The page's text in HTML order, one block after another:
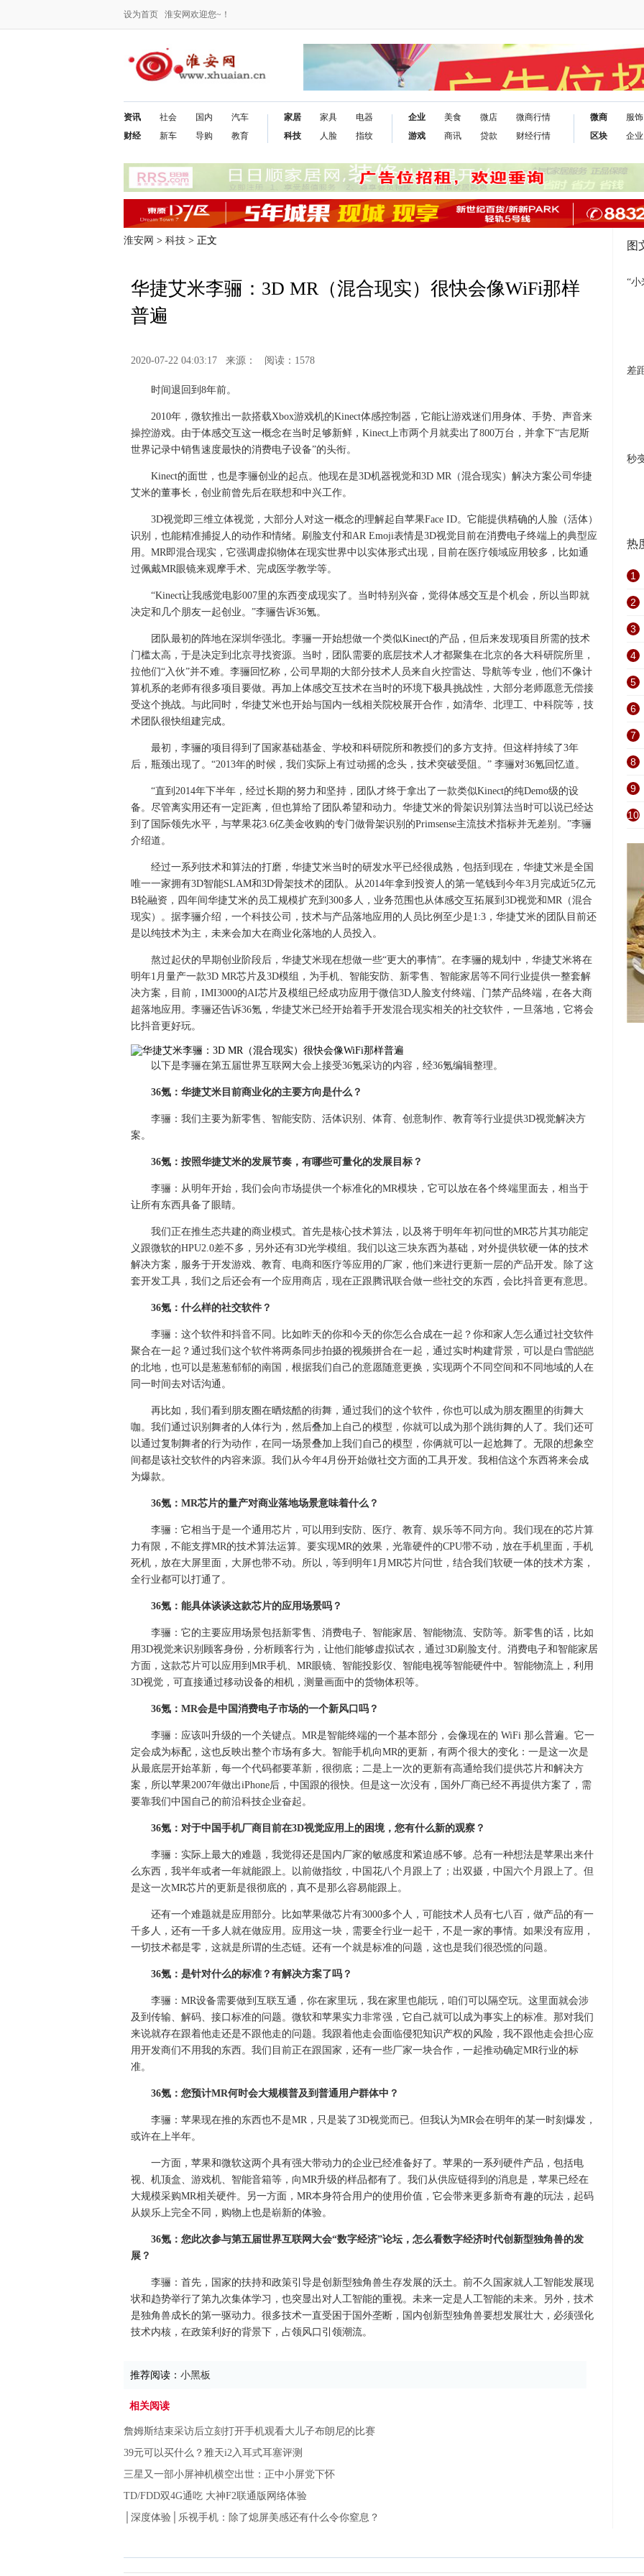
设为首页 淮安网欢迎您~！
资讯
财经
社会
新车
国内
导购
汽车
教育
家居
科技
家具
人脸
电器
指纹
企业
游戏
美食
商讯
微店
贷款
微商行情
财经行情
微商
区块
服饰
企业
淮安网 > 科技 > 正文
华捷艾米李骊：3D MR（混合现实）很快会像WiFi那样
普遍
2020-07-22 04:03:17 来源： 阅读：1578
时间退回到8年前。
2010年，微软推出一款搭载Xbox游戏机的Kinect体感控制器，它能让游戏迷们用身体、手势、声音来
操控游戏。由于体感交互这一概念在当时足够新鲜，Kinect上市两个月就卖出了800万台，并拿下“吉尼斯
世界记录中销售速度最快的消费电子设备”的头衔。
Kinect的面世，也是李骊创业的起点。他现在是3D机器视觉和3D MR（混合现实）解决方案公司华捷
艾米的董事长，创业前曾先后在联想和中兴工作。
3D视觉即三维立体视觉，大部分人对这一概念的理解起自苹果Face ID。它能提供精确的人脸（活体）
识别，也能精准捕捉人的动作和情绪。刷脸支付和AR Emoji表情是3D视觉目前在消费电子终端上的典型应
用。MR即混合现实，它强调虚拟物体在现实世界中以实体形式出现，目前在医疗领域应用较多，比如通
过佩戴MR眼镜来观摩手术、完成医学教学等。
“Kinect让我感觉电影007里的东西变成现实了。当时特别兴奋，觉得体感交互是个机会，所以当即就
决定和几个朋友一起创业。”李骊告诉36氪。
团队最初的阵地在深圳华强北。李骊一开始想做一个类似Kinect的产品，但后来发现项目所需的技术
门槛太高，于是决定到北京寻找资源。当时，团队需要的底层技术人才都聚集在北京的各大科研院所里，
拉他们“入伙”并不难。李骊回忆称，公司早期的大部分技术人员来自火控雷达、导航等专业，他们不像计
算机系的老师有很多项目要做。再加上体感交互技术在当时的环境下极具挑战性，大部分老师愿意无偿接
受这个挑战。与此同时，华捷艾米也开始与国内一线相关院校展开合作，如清华、北理工、中科院等，技
术团队很快组建完成。
最初，李骊的项目得到了国家基础基金、学校和科研院所和教授们的多方支持。但这样持续了3年
后，瓶颈出现了。“2013年的时候，我们实际上有过动摇的念头，技术突破受阻。” 李骊对36氪回忆道。
“直到2014年下半年，经过长期的努力和坚持，团队才终于拿出了一款类似Kinect的纯Demo级的设
备。尽管离实用还有一定距离，但也算给了团队希望和动力。华捷艾米的骨架识别算法当时可以说已经达
到了国际领先水平，与苹果花3.6亿美金收购的专门做骨架识别的Primsense主流技术指标并无差别。”李骊
介绍道。
经过一系列技术和算法的打磨，华捷艾米当时的研发水平已经很成熟，包括到现在，华捷艾米是全国
唯一一家拥有3D智能SLAM和3D骨架技术的团队。从2014年拿到投资人的第一笔钱到今年3月完成近5亿元
B轮融资，四年间华捷艾米的员工规模扩充到300多人，业务范围也从体感交互拓展到3D视觉和MR（混合
现实）。据李骊介绍，一个科技公司，技术与产品落地应用的人员比例至少是1:3，华捷艾米的团队目前还
是以纯技术为主，未来会加大在商业化落地的人员投入。
熬过起伏的早期创业阶段后，华捷艾米现在想做一些“更大的事情”。在李骊的规划中，华捷艾米将在
明年1月量产一款3D MR芯片及3D模组，为手机、智能安防、新零售、智能家居等不同行业提供一整套解
决方案，目前，IMI3000的AI芯片及模组已经成功应用于微信3D人脸支付终端、门禁产品终端，在各大商
超落地应用。李骊还告诉36氪，华捷艾米已经开始着手开发混合现实相关的社交软件，一旦落地，它将会
比抖音更好玩。
以下是李骊在第五届世界互联网大会上接受36氪采访的内容，经36氪编辑整理。
36氪：华捷艾米目前商业化的主要方向是什么？
李骊：我们主要为新零售、智能安防、活体识别、体育、创意制作、教育等行业提供3D视觉解决方
案。
36氪：按照华捷艾米的发展节奏，有哪些可量化的发展目标？
李骊：从明年开始，我们会向市场提供一个标准化的MR模块，它可以放在各个终端里面去，相当于
让所有东西具备了眼睛。
我们正在推生态共建的商业模式。首先是核心技术算法，以及将于明年年初问世的MR芯片其功能定
义跟微软的HPU2.0差不多，另外还有3D光学模组。我们以这三块东西为基础，对外提供软硬一体的技术
解决方案，服务于开发游戏、教育、电商和医疗等应用的厂家，他们来进行更新一层的产品开发。除了这
套开发工具，我们之后还会有一个应用商店，现在正跟腾讯联合做一些社交的东西，会比抖音更有意思。
36氪：什么样的社交软件？
李骊：这个软件和抖音不同。比如昨天的你和今天的你怎么合成在一起？你和家人怎么通过社交软件
聚合在一起？通过我们这个软件将两条同步拍摄的视频拼合在一起，通过实时构建背景，可以是白雪皑皑
的北地，也可以是葱葱郁郁的南国，根据我们自己的意愿随意更换，实现两个不同空间和不同地域的人在
同一时间去对话沟通。
再比如，我们看到朋友圈在晒炫酷的街舞，通过我们的这个软件，你也可以成为朋友圈里的街舞大
咖。我们通过识别舞者的人体行为，然后叠加上自己的模型，你就可以成为那个跳街舞的人了。我们还可
以通过复制舞者的行为动作，在同一场景叠加上我们自己的模型，你俩就可以一起尬舞了。无限的想象空
间都是该社交软件的内容来源。我们从今年4月份开始做社交方面的工具开发。我相信这个东西将来会成
为爆款。
36氪：MR芯片的量产对商业落地场景意味着什么？
李骊：它相当于是一个通用芯片，可以用到安防、医疗、教育、娱乐等不同方向。我们现在的芯片算
力有限，不能支撑MR的技术算法运算。要实现MR的效果，光靠硬件的CPU带不动，放在手机里面，手机
死机，放在大屏里面，大屏也带不动。所以，等到明年1月MR芯片问世，结合我们软硬一体的技术方案，
全行业都可以打通了。
36氪：能具体谈谈这款芯片的应用场景吗？
李骊：它的主要应用场景包括新零售、消费电子、智能家居、智能物流、安防等。新零售的话，比如
用3D视觉来识别顾客身份，分析顾客行为，让他们能够虚拟试衣，通过3D刷脸支付。消费电子和智能家居
方面，这款芯片可以应用到MR手机、MR眼镜、智能投影仪、智能电视等智能硬件中。智能物流上，利用
3D视觉，可直接通过移动设备的相机，测量画面中的货物体积等。
36氪：MR会是中国消费电子市场的一个新风口吗？
李骊：应该叫升级的一个关键点。MR是智能终端的一个基本部分，会像现在的 WiFi 那么普遍。它一
定会成为标配，这也反映出整个市场有多大。智能手机向MR的更新，有两个很大的变化：一是这一次是
从最底层开始革新，每一个代码都要革新，很彻底；二是上一次的更新有高通给我们提供芯片和解决方
案，所以苹果2007年做出iPhone后，中国跟的很快。但是这一次没有，国外厂商已经不再提供方案了，需
要靠我们中国自己的前沿科技企业奋起。
36氪：对于中国手机厂商目前在3D视觉应用上的困境，您有什么新的观察？
李骊：实际上最大的难题，我觉得还是国内厂家的敏感度和紧迫感不够。总有一种想法是苹果出来什
么东西，我半年或者一年就能跟上。以前做指纹，中国花八个月跟上了；出双摄，中国六个月跟上了。但
是这一次MR芯片的更新是很彻底的，真不是那么容易能跟上。
还有一个难题就是应用部分。比如苹果做芯片有3000多个人，可能技术人员有七八百，做产品的有一
千多人，还有一千多人就在做应用。应用这一块，需要全行业一起干，不是一家的事情。如果没有应用，
一切技术都是零，这就是所谓的生态链。还有一个就是标准的问题，这也是我们很恐慌的问题。
36氪：是针对什么的标准？有解决方案了吗？
李骊：MR设备需要做到互联互通，你在家里玩，我在家里也能玩，咱们可以隔空玩。这里面就会涉
及到传输、解码、接口标准的问题。微软和苹果实力非常强，它自己就可以成为事实上的标准。那对我们
来说就存在跟着他走还是不跟他走的问题。我跟着他走会面临侵犯知识产权的风险，我不跟他走会担心应
用开发商们不用我的东西。我们目前正在跟国家，还有一些厂家一块合作，一起推动确定MR行业的标
准。
36氪：您预计MR何时会大规模普及到普通用户群体中？
李骊：苹果现在推的东西也不是MR，只是装了3D视觉而已。但我认为MR会在明年的某一时刻爆发，
或许在上半年。
一方面，苹果和微软这两个具有强大带动力的企业已经准备好了。苹果的一系列硬件产品，包括电
视、机顶盒、游戏机、智能音箱等，向MR升级的样品都有了。我们从供应链得到的消息是，苹果已经在
大规模采购MR相关硬件。另一方面，MR本身符合用户的使用价值，它会带来更多新奇有趣的玩法，起码
从娱乐上完全不同，购物上也是崭新的体验。
36氪：您此次参与第五届世界互联网大会“数字经济”论坛，怎么看数字经济时代创新型独角兽的发
展？
李骊：首先，国家的扶持和政策引导是创新型独角兽生存发展的沃土。前不久国家就人工智能发展现
状和趋势举行了第九次集体学习，也突显出对人工智能的重视。未来一定是人工智能的未来。另外，技术
是独角兽成长的第一驱动力。很多技术一直受困于国外垄断，国内创新型独角兽要想发展壮大，必须强化
技术内核，在政策利好的背景下，占领风口引领潮流。
推荐阅读： 小黑板
相关阅读
詹姆斯结束采访后立刻打开手机观看大儿子布朗尼的比赛
39元可以买什么？雅天i2入耳式耳塞评测
三星又一部小屏神机横空出世：正中小屏党下怀
TD/FDD双4G通吃 大神F2联通版网络体验
│深度体验│乐视手机：除了熄屏美感还有什么令你窒息？
图
“小
差
秒
热
1
2
3
4
5
6
7
8
9
10